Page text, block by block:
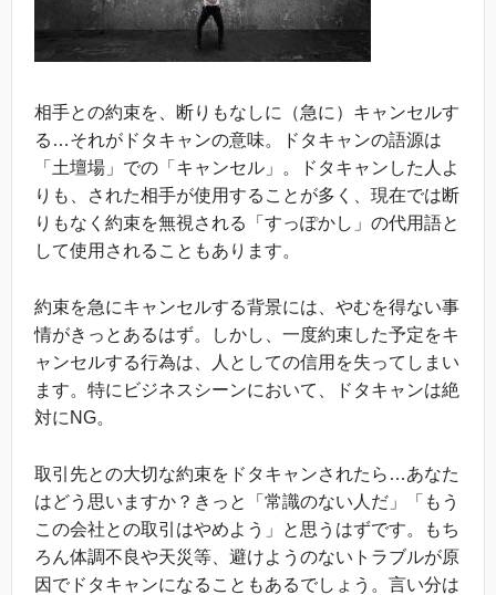
相手との約束を、断りもなしに（急に）キャンセルす
る…それがドタキャンの意味。ドタキャンの語源は
「土壇場」での「キャンセル」。ドタキャンした人よ
りも、された相手が使用することが多く、現在では断
りもなく約束を無視される「すっぽかし」の代用語と
して使用されることもあります。
約束を急にキャンセルする背景には、やむを得ない事
情がきっとあるはず。しかし、一度約束した予定をキ
ャンセルする行為は、人としての信用を失ってしまい
ます。特にビジネスシーンにおいて、ドタキャンは絶
対にNG。
取引先との大切な約束をドタキャンされたら…あなた
はどう思いますか？きっと「常識のない人だ」「もう
この会社との取引はやめよう」と思うはずです。もち
ろん体調不良や天災等、避けようのないトラブルが原
因でドタキャンになることもあるでしょう。言い分は